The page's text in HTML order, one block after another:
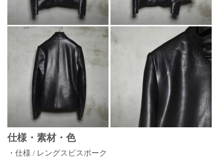
仕様・素材・色
・仕様 / レングスビスポーク